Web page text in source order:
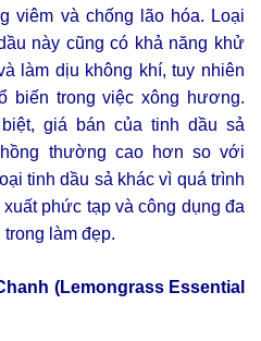
viêm và chống lão hóa. Loại
này cũng có khả năng khử
làm dịu không khí, tuy nhiên
biến trong việc xông hương.
giá bán của tinh dầu sả
thường cao hơn so với
tinh dầu sả khác vì quá trình
xuất phức tạp và công dụng đa
trong làm đẹp.
(Lemongrass Essential